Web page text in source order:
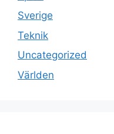
Sverige
Teknik
Uncategorized
Världen